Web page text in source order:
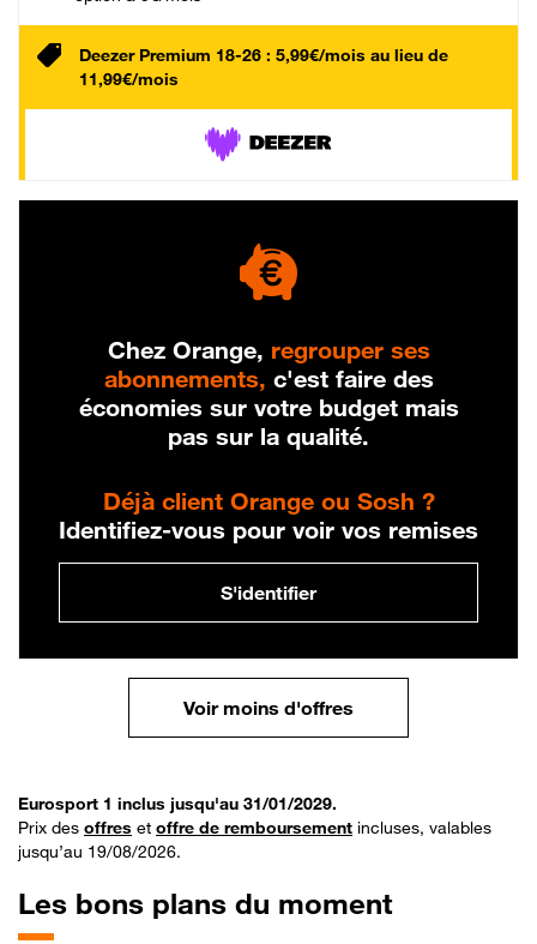
Deezer Premium 18-26 : 5,99€/mois au lieu de
11,99€/mois
Chez Orange, regrouper ses
abonnements, c'est faire des
économies sur votre budget mais
pas sur la qualité.
Déjà client Orange ou Sosh ?
Identifiez-vous pour voir vos remises
S'identifier
Voir moins d'offres
Eurosport 1 inclus jusqu'au 31/01/2029.
Prix des offres et offre de remboursement incluses, valables
jusqu’au 19/08/2026.
Les bons plans du moment